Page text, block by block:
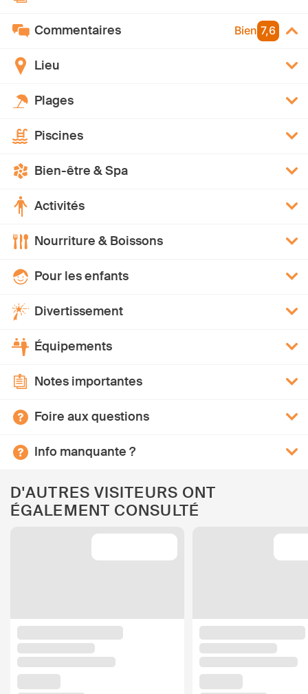
Commentaires Bien 7,6
Lieu
Plages
Piscines
Bien-être & Spa
Activités
Nourriture & Boissons
Pour les enfants
Divertissement
Équipements
Notes importantes
Foire aux questions
Info manquante ?
D'AUTRES VISITEURS ONT
ÉGALEMENT CONSULTÉ